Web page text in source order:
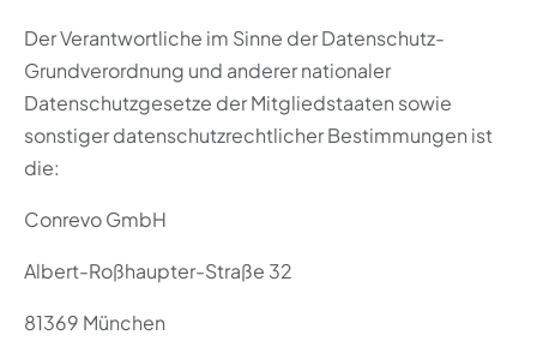
Der Verantwortliche im Sinne der Datenschutz-
Grundverordnung und anderer nationaler
Datenschutzgesetze der Mitgliedstaaten sowie
sonstiger datenschutzrechtlicher Bestimmungen ist
die:
Conrevo GmbH
Albert-Roßhaupter-Straße 32
81369 München